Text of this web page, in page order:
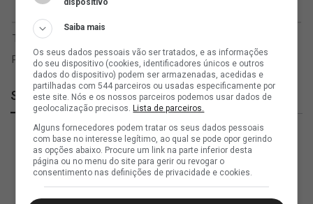
SuperVasco
Saiba mais
Os seus dados pessoais vão ser tratados, e as informações
do seu dispositivo (cookies, identificadores únicos e outros
dados do dispositivo) podem ser armazenadas, acedidas e
partilhadas com 544 parceiros ou usadas especificamente por
este site. Nós e os nossos parceiros podemos usar dados de
geolocalização precisos.Lista de parceiros.
Alguns fornecedores podem tratar os seus dados pessoais
com base no interesse legítimo, ao qual se pode opor gerindo
as opções abaixo. Procure um link na parte inferior desta
página ou no menu do site para gerir ou revogar o
consentimento nas definições de privacidade e cookies.